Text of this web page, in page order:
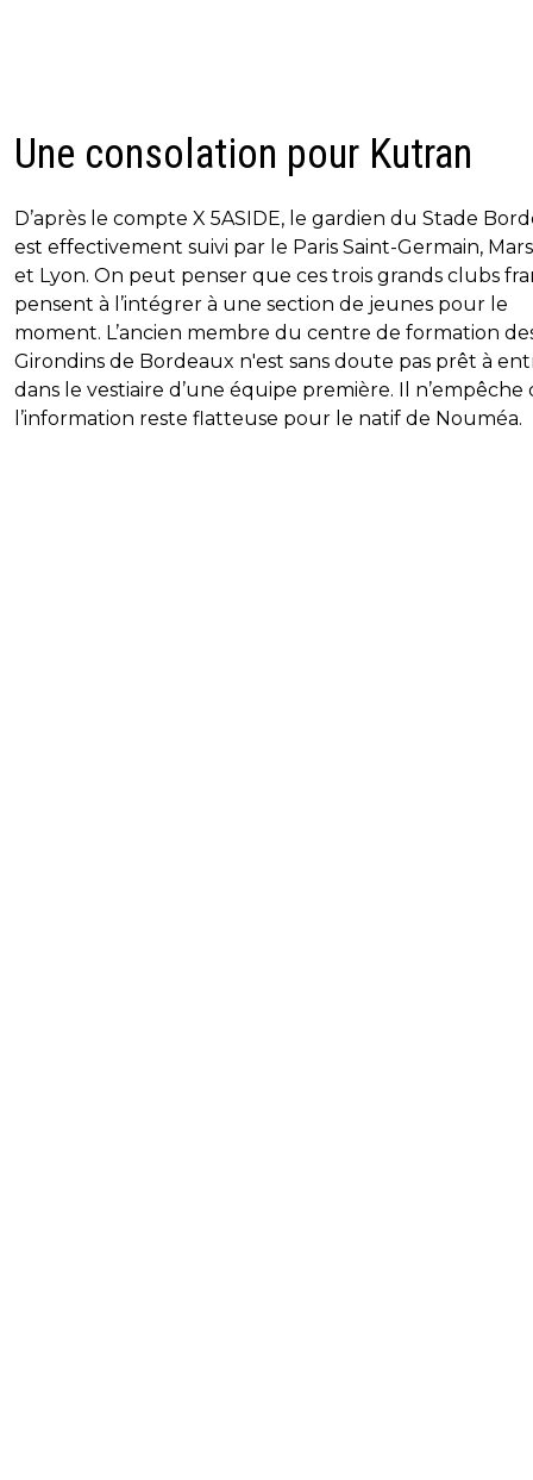
Une consolation pour Kutran
D’après le compte X 5ASIDE, le gardien du Stade
est effectivement suivi par le Paris Saint-Germain,
et Lyon. On peut penser que ces trois grands clubs
pensent à l’intégrer à une section de jeunes pour le
moment. L’ancien membre du centre de formation
Girondins de Bordeaux n'est sans doute pas prêt à
dans le vestiaire d’une équipe première. Il n’empêche
l’information reste flatteuse pour le natif de Nouméa.